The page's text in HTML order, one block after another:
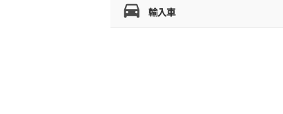
輸入車